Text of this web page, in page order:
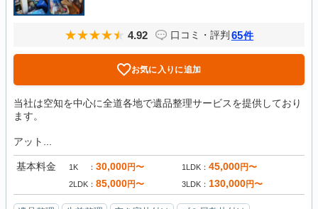
4.92 口コミ・評判 65件
お気に入りに追加
当社は空知を中心に全道各地で遺品整理サービスを提供しており
ます。
アット...
基本料金 1K 30,000円〜 1LDK 45,000円〜
2LDK 85,000円〜 3LDK 130,000円〜